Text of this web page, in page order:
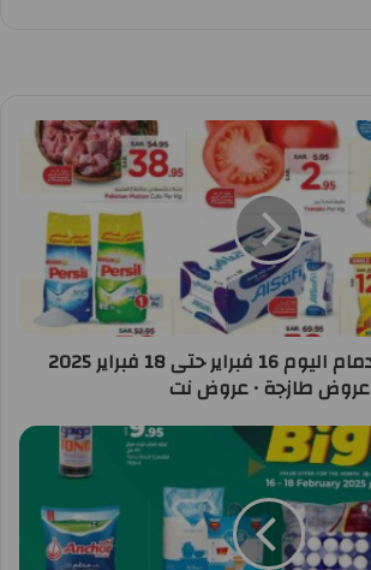
عروض نستو الدمام اليوم 16 فبراير حتى 18 فبراير 2025
عروض طازجة • عروض نت